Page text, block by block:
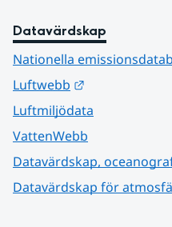
Datavärdskap
Nationella
Luftwebb
Luftmiljödata
VattenWebb
Datavärdskap,
Datavärdskap för